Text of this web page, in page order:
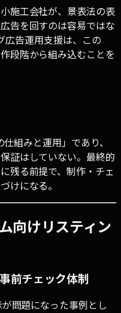
施工会社が、景表法の表
告を回すのは容易ではな
広告運用支援は、この
段階から組み込むことを
組みと運用」であり、
証はしていない。最終的
残る前提で、制作・チェ
けになる。
向けリスティン
前チェック体制
問題になった事例とし